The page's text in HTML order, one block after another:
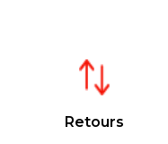
Retours